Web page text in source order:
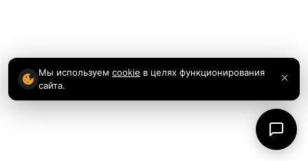
Мы используем cookie в целях функционирования
сайта.